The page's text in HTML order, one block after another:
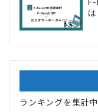
ランキングを集計中